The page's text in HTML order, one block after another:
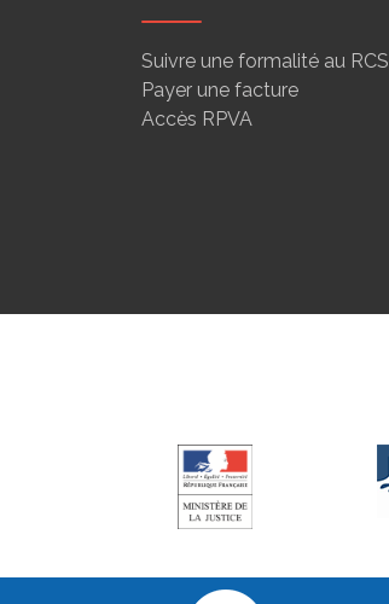
Suivre une formalité au RCS
Payer une facture
Accès RPVA